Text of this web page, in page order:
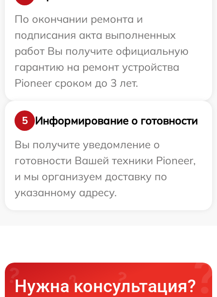
По окончании ремонта и
подписания акта выполненных
работ Вы получите официальную
гарантию на ремонт устройства
Pioneer сроком до 3 лет.
5
Информирование о готовности
Вы получите уведомление о
готовности Вашей техники Pioneer,
и мы организуем доставку по
указанному адресу.
Нужна консультация?